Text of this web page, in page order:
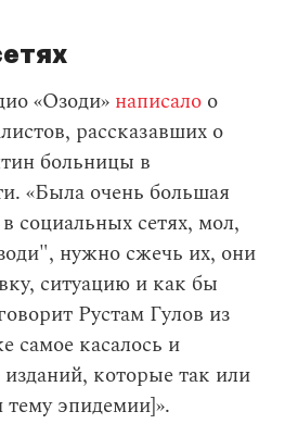
«Озоди» написало о
рассказавших о
больницы в
«Была очень большая
социальных сетях, мол,
нужно сжечь их, они
ситуацию и как бы
Рустам Гулов из
самое касалось и
которые так или
тему эпидемии]».